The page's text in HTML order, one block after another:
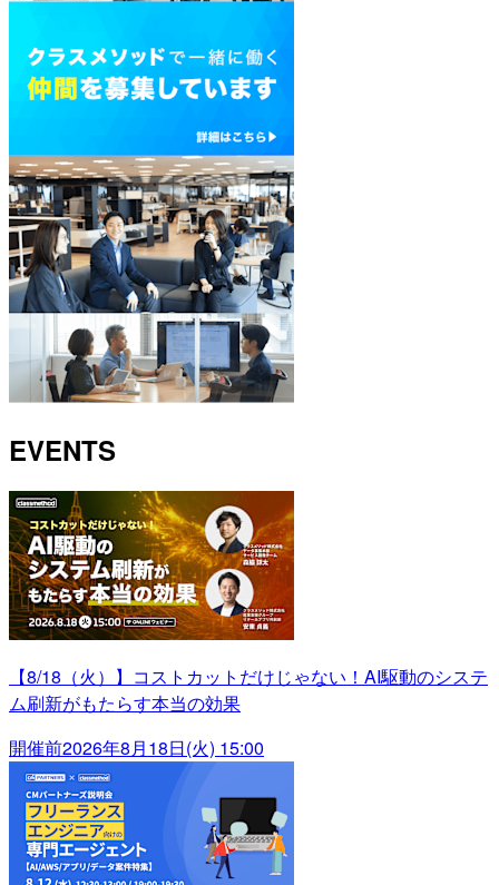
EVENTS
【8/18（火）】コストカットだけじゃない！AI駆動のシステ
ム刷新がもたらす本当の効果
開催前2026年8月18日(火) 15:00